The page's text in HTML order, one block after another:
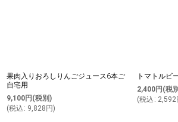
果肉入りおろしりんごジュース6本ご
自宅用
9,100円 (税別)
(税込 : 9,828 円)
トマトルビ
2,400円 (税
(税込 : 2,592